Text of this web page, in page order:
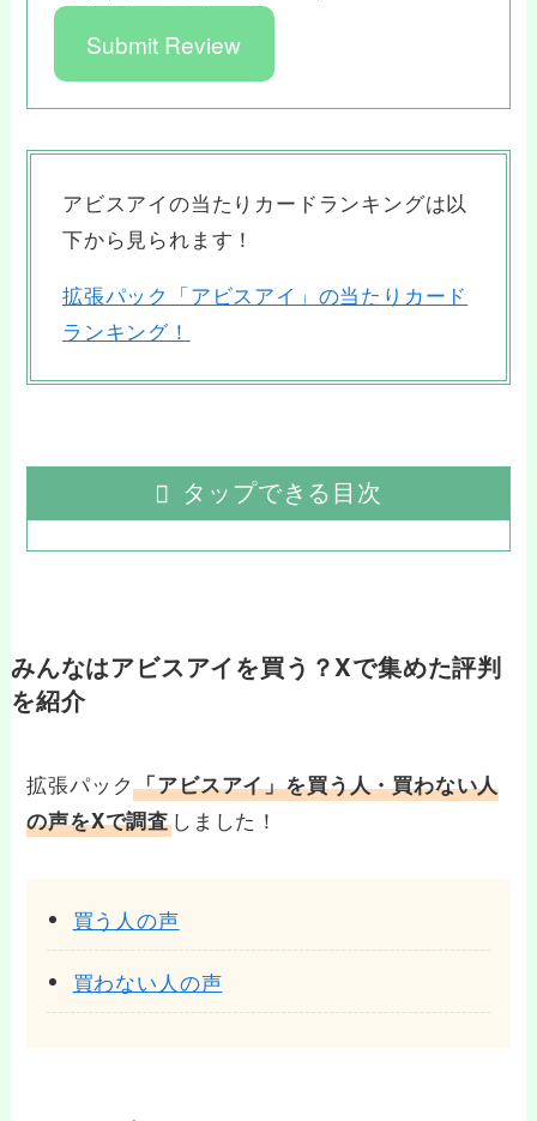
Submit Review
アビスアイの当たりカードランキングは以
下から見られます！
拡張パック「アビスアイ」の当たりカード
ランキング！
タップできる目次
みんなはアビスアイを買う？Xで集めた評判
を紹介
拡張パック「アビスアイ」を買う人・買わない人
の声をXで調査 しました！
買う人の声
買わない人の声